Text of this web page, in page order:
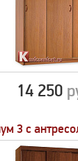
14 250
3 с